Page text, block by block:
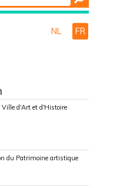
NL FR
Ville d'Art et d'Histoire
du Patrimoine artistique